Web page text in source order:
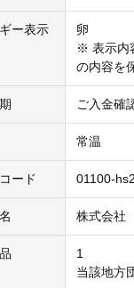
ー表示
卵
※ 表示内
の内容を
ご入金確
常温
ード 01100-
株式会社
1
当該地方